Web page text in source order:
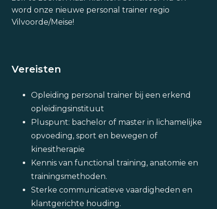
word onze nieuwe personal trainer regio
Vilvoorde/Meise!
Vereisten
Opleiding personal trainer bij een erkend
opleidingsinstituut
Pluspunt: bachelor of master in lichamelijke
opvoeding, sport en bewegen of
kinesitherapie
Kennis van functional training, anatomie en
trainingsmethoden.
Sterke communicatieve vaardigheden en
klantgerichte houding.